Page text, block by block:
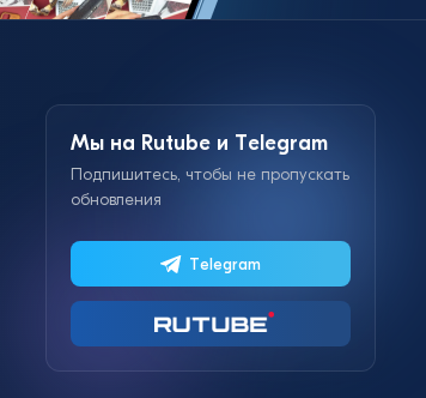
Мы на Rutube и Telegram
Подпишитесь, чтобы не пропускать
обновления
Telegram